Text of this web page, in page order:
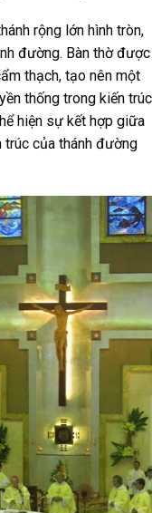
rộng lớn hình tròn,
đường. Bàn thờ được
thạch, tạo nên một
thống trong kiến trúc
hiện sự kết hợp giữa
của thánh đường